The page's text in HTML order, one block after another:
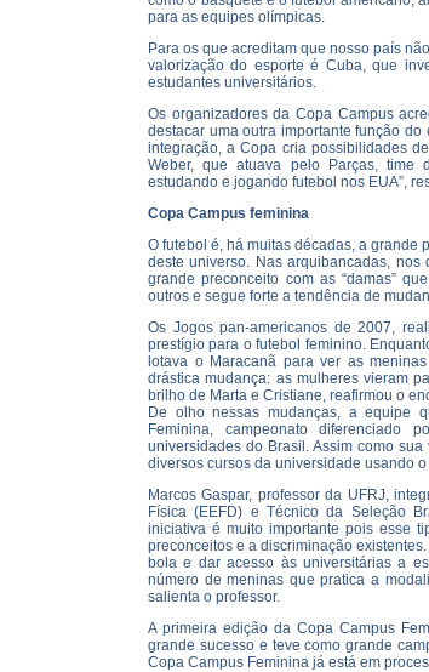
para as equipes olímpicas.
Para os que acreditam que nosso país
valorização do esporte é Cuba, que
estudantes universitários.
Os organizadores da Copa Campus
destacar uma outra importante função
integração, a Copa cria possibilidades
Weber, que atuava pelo Parças, time
estudando e jogando futebol nos EUA”,
Copa Campus feminina
O futebol é, há muitas décadas, a grande
deste universo. Nas arquibancadas,
grande preconceito com as “damas”
outros e segue forte a tendência de
Os Jogos pan-americanos de 2007,
prestígio para o futebol feminino.
lotava o Maracanã para ver as
drástica mudança: as mulheres vieram
brilho de Marta e Cristiane, reafirmou o
De olho nessas mudanças, a equipe
Feminina, campeonato
universidades do Brasil. Assim como
diversos cursos da universidade usando
Marcos Gaspar, professor da UFRJ,
Física (EEFD) e Técnico da Seleção
iniciativa é muito importante pois esse
preconceitos e a discriminação
bola e dar acesso às universitárias a
número de meninas que pratica a
salienta o professor.
A primeira edição da Copa Campus
grande sucesso e teve como grande
Copa Campus Feminina já está em